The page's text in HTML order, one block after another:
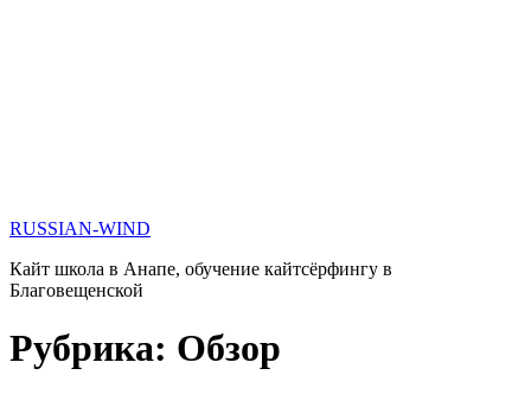
RUSSIAN-WIND
Кайт школа в Анапе, обучение кайтсёрфингу в
Благовещенской
Рубрика: Обзор